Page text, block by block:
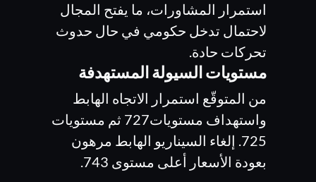
استمرار المشاورات، ما يفتح المجال
لاحتمال تدخل حكومي في حال حدوث
تحركات حادة.
مستويات السيولة المستهدفة
من المتوقّع استمرار الاتجاه الهابط
واستهداف مستويات727 ثم مستويات
725. إلغاء السيناريو الهابط مرهون
بعودة الأسعار أعلى مستوى 743.